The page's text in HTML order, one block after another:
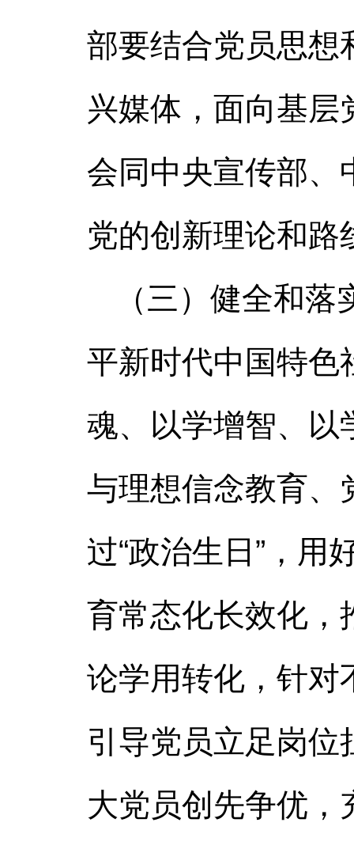
部要结合党员思想
兴媒体，面向基层
会同中央宣传部、
党的创新理论和路
（三）健全和
平新时代中国特色
魂、以学增智、以
与理想信念教育、
过“政治生日”，用
育常态化长效化，
论学用转化，针对
引导党员立足岗位
大党员创先争优，